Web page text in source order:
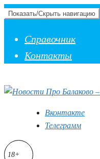
Показать/Скрыть навигацию
Справочник
Контакты
Вконтакте
Телеграмм
18+